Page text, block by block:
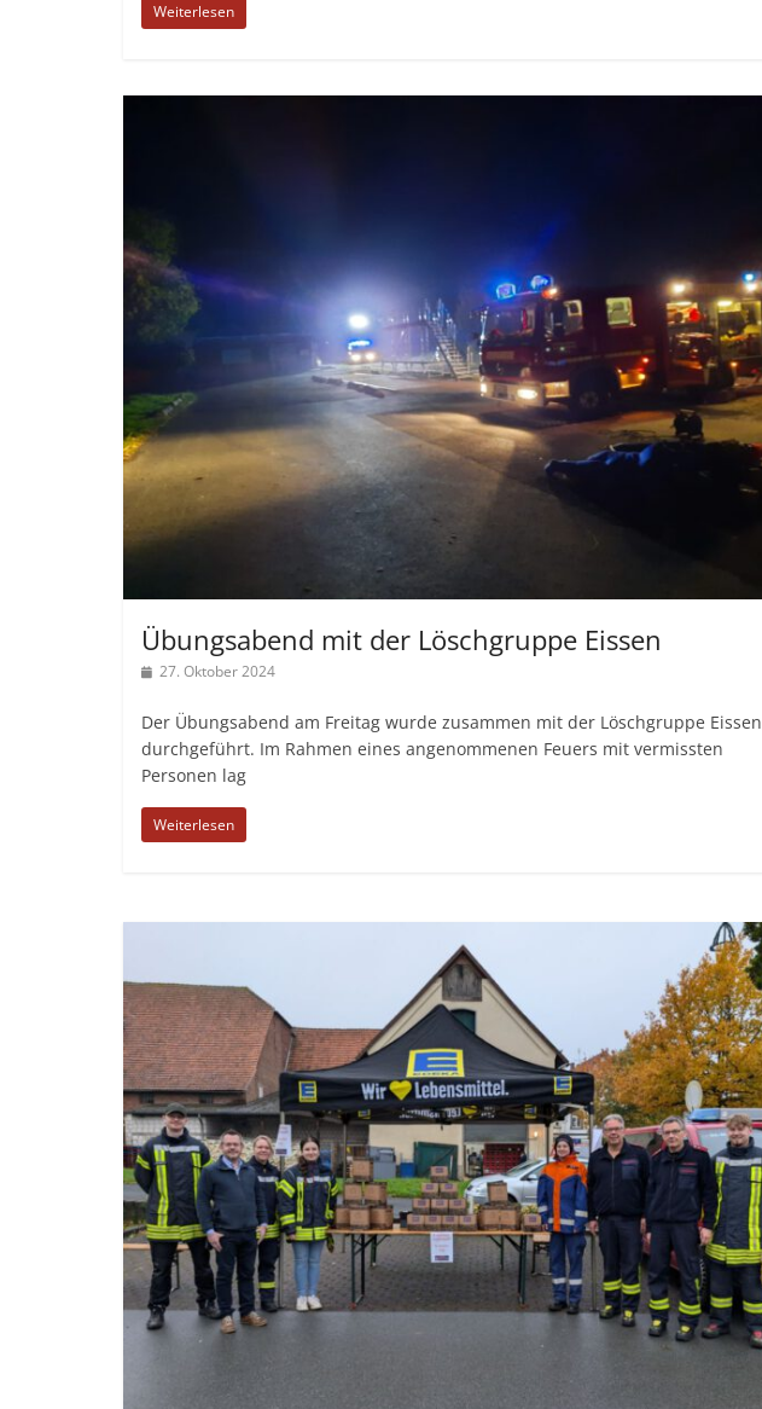
Weiterlesen
Übungsabend mit der Löschgruppe Eissen
27. Oktober 2024
Der Übungsabend am Freitag wurde zusammen mit der Löschgruppe Eissen
durchgeführt. Im Rahmen eines angenommenen Feuers mit vermissten
Personen lag
Weiterlesen